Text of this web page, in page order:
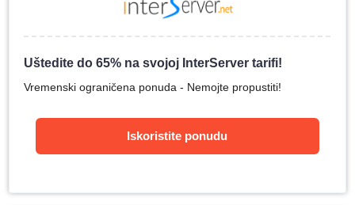
Uštedite do 65% na svojoj InterServer tarifi!
Vremenski ograničena ponuda - Nemojte propustiti!
Iskoristite ponudu